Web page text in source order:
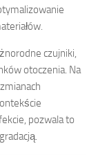
czujniki,
otoczenia. Na
pozwala to